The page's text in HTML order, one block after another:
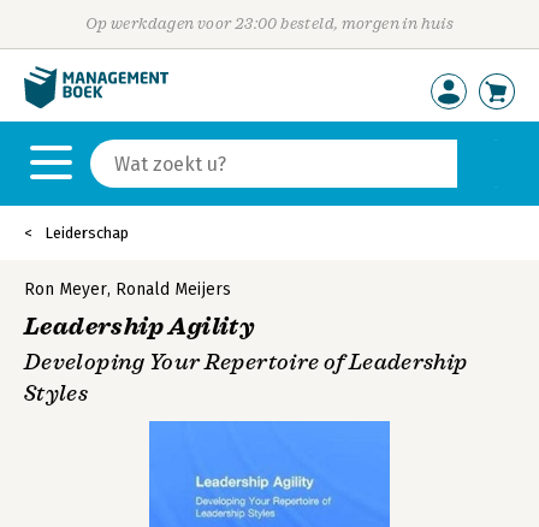
Op werkdagen voor 23:00 besteld, morgen in huis
Leiderschap
Ron Meyer, Ronald Meijers
Leadership Agility
Developing Your Repertoire of Leadership
Styles